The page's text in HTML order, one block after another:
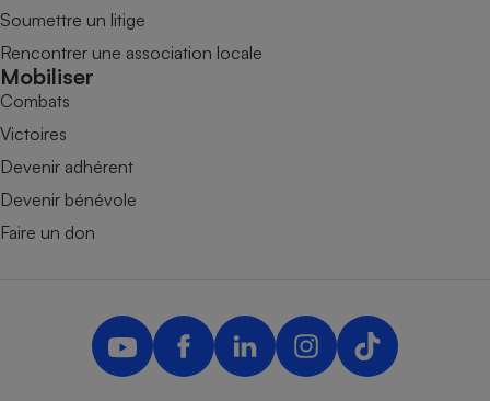
Soumettre un litige
Rencontrer une association locale
Mobiliser
Combats
Victoires
Devenir adhérent
Devenir bénévole
Faire un don